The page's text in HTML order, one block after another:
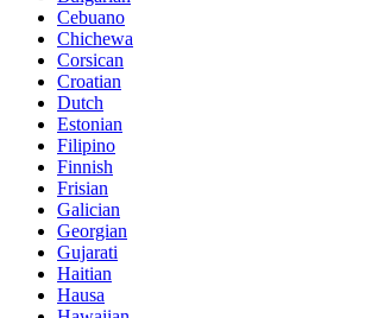
Cebuano
Chichewa
Corsican
Croatian
Dutch
Estonian
Filipino
Finnish
Frisian
Galician
Georgian
Gujarati
Haitian
Hausa